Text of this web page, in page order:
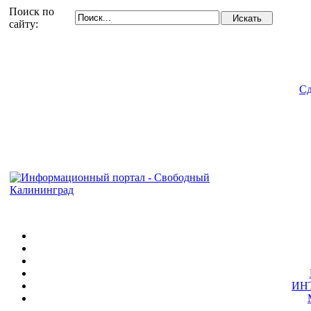
Поиск по
сайту: